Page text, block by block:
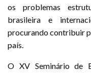
os problemas
brasileira e
procurando contribuir
país.
O XV Seminário de